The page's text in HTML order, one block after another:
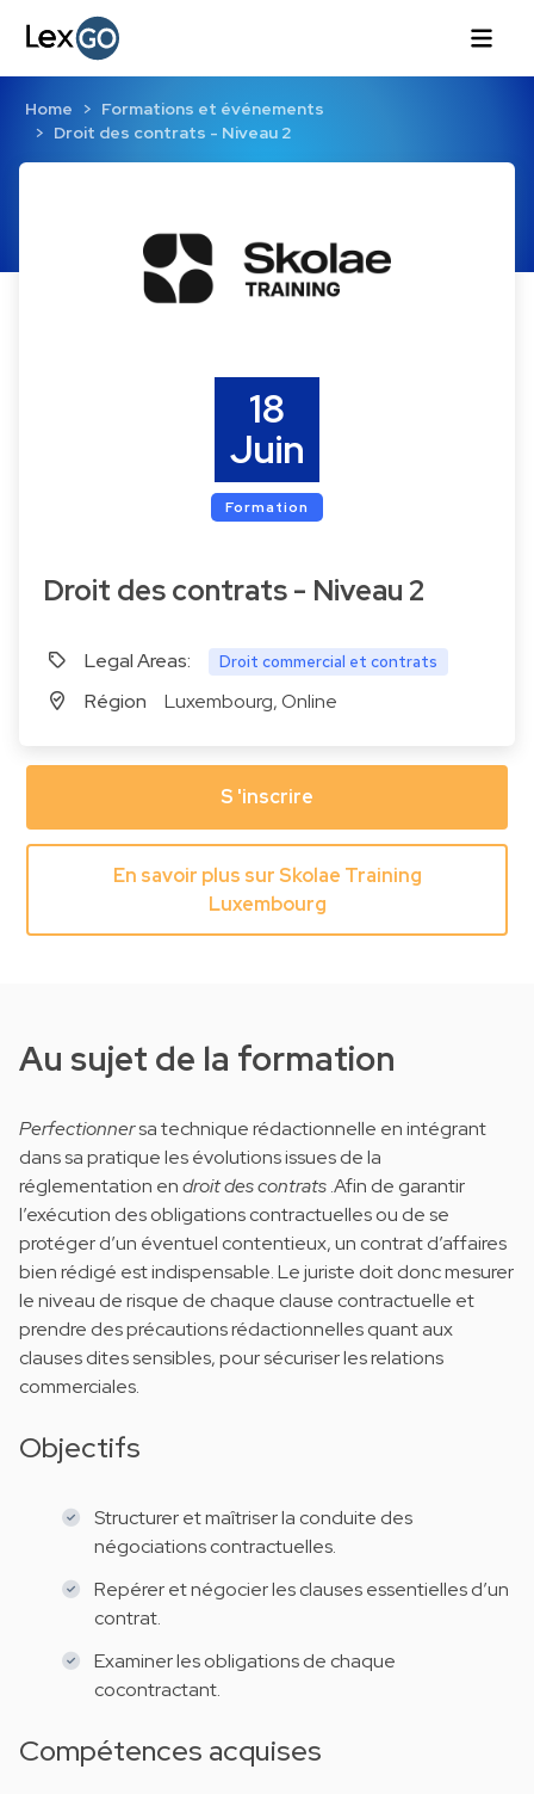
Home
Formations et événements
Droit des contrats - Niveau 2
Droit des contrats - Niveau 2
Legal Areas: Droit commercial et contrats
Région Luxembourg, Online
18
Juin
Formation
S 'inscrire
En savoir plus sur Skolae Training
Luxembourg
Au sujet de la formation
Perfectionnersa technique rédactionnelle en intégrant
dans sa pratique les évolutions issues de la
réglementation endroit des contrats.Afin de garantir
l’exécution des obligations contractuelles ou de se
protéger d’un éventuel contentieux, un contrat d’affaires
bien rédigé est indispensable. Le juriste doit donc mesurer
le niveau de risque de chaque clause contractuelle et
prendre des précautions rédactionnelles quant aux
clauses dites sensibles, pour sécuriser les relations
commerciales.
Objectifs
Structurer et maîtriser la conduite des
négociations contractuelles.
Repérer et négocier les clauses essentielles d’un
contrat.
Examiner les obligations de chaque
cocontractant.
Compétences acquises